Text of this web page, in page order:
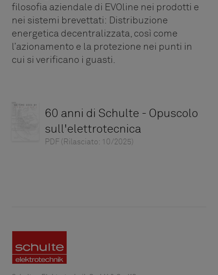
filosofia aziendale di EVOline nei prodotti e
nei sistemi brevettati: Distribuzione
energetica decentralizzata, così come
l’azionamento e la protezione nei punti in
cui si verificano i guasti.
60 anni di Schulte - Opuscolo
sull'elettrotecnica
PDF (Rilasciato: 10/2025)